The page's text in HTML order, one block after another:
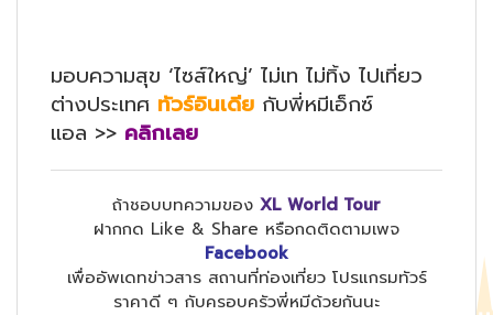
มอบความสุข ‘ไซส์ใหญ่’ ไม่เท ไม่ทิ้ง ไปเที่ยว
ต่างประเทศ ทัวร์อินเดีย กับพี่หมีเอ็กซ์
แอล >> คลิกเลย
ถ้าชอบบทความของ XL World Tour
ฝากกด Like & Share หรือกดติดตามเพจ
Facebook
เพื่ออัพเดทข่าวสาร สถานที่ท่องเที่ยว โปรแกรมทัวร์
ราคาดี ๆ กับครอบครัวพี่หมีด้วยกันนะ